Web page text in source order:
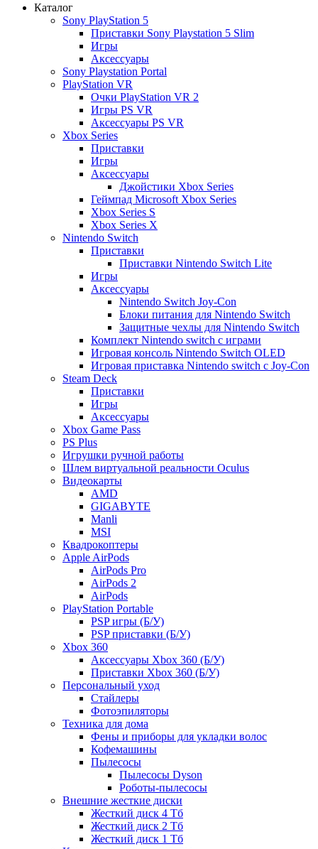
Каталог
Sony PlayStation 5
Приставки Sony Playstation 5 Slim
Игры
Аксессуары
Sony Playstation Portal
PlayStation VR
Очки PlayStation VR 2
Игры PS VR
Аксессуары PS VR
Xbox Series
Приставки
Игры
Аксессуары
Джойстики Xbox Series
Геймпад Microsoft Xbox Series
Xbox Series S
Xbox Series X
Nintendo Switch
Приставки
Приставки Nintendo Switch Lite
Игры
Аксессуары
Nintendo Switch Joy-Con
Блоки питания для Nintendo Switch
Защитные чехлы для Nintendo Switch
Комплект Nintendo switch с играми
Игровая консоль Nintendo Switch OLED
Игровая приставка Nintendo switch с Joy-Con
Steam Deck
Приставки
Игры
Аксессуары
Xbox Game Pass
PS Plus
Игрушки ручной работы
Шлем виртуальной реальности Oculus
Видеокарты
AMD
GIGABYTE
Manli
MSI
Квадрокоптеры
Apple AirPods
AirPods Pro
AirPods 2
AirPods
PlayStation Portable
PSP игры (Б/У)
PSP приставки (Б/У)
Xbox 360
Аксессуары Xbox 360 (Б/У)
Приставки Xbox 360 (Б/У)
Персональный уход
Стайлеры
Фотоэпиляторы
Техника для дома
Фены и приборы для укладки волос
Кофемашины
Пылесосы
Пылесосы Dyson
Роботы-пылесосы
Внешние жесткие диски
Жесткий диск 4 Тб
Жесткий диск 2 Тб
Жесткий диск 1 Тб